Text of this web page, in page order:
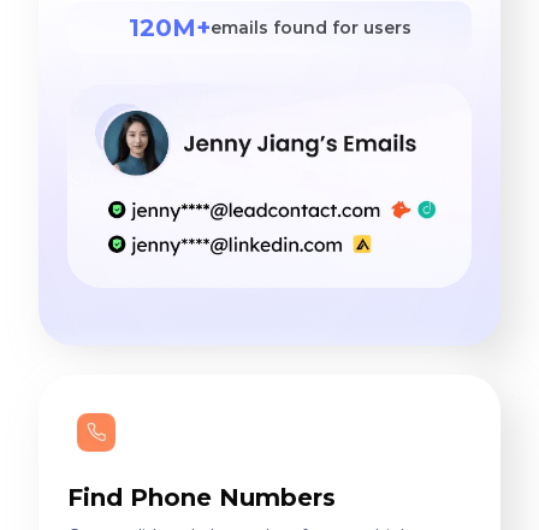
120M+emails found for users
Find Phone Numbers